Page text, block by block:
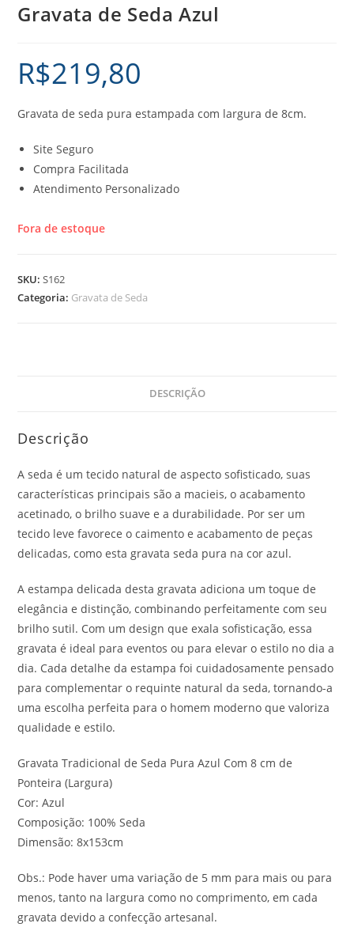
Gravata de Seda Azul
R$219,80
Gravata de seda pura estampada com largura de 8cm.
Site Seguro
Compra Facilitada
Atendimento Personalizado
Fora de estoque
SKU:S162
Categoria: Gravata de Seda
DESCRIÇÃO
Descrição
A seda é um tecido natural de aspecto sofisticado, suas
características principais são a macieis, o acabamento
acetinado, o brilho suave e a durabilidade. Por ser um
tecido leve favorece o caimento e acabamento de peças
delicadas, como esta gravata seda pura na cor azul.
A estampa delicada desta gravata adiciona um toque de
elegância e distinção, combinando perfeitamente com seu
brilho sutil. Com um design que exala sofisticação, essa
gravata é ideal para eventos ou para elevar o estilo no dia a
dia. Cada detalhe da estampa foi cuidadosamente pensado
para complementar o requinte natural da seda, tornando-a
uma escolha perfeita para o homem moderno que valoriza
qualidade e estilo.
Gravata Tradicional de Seda Pura Azul Com 8 cm de
Ponteira (Largura)
Cor: Azul
Composição: 100% Seda
Dimensão: 8x153cm
Obs.: Pode haver uma variação de 5 mm para mais ou para
menos, tanto na largura como no comprimento, em cada
gravata devido a confecção artesanal.